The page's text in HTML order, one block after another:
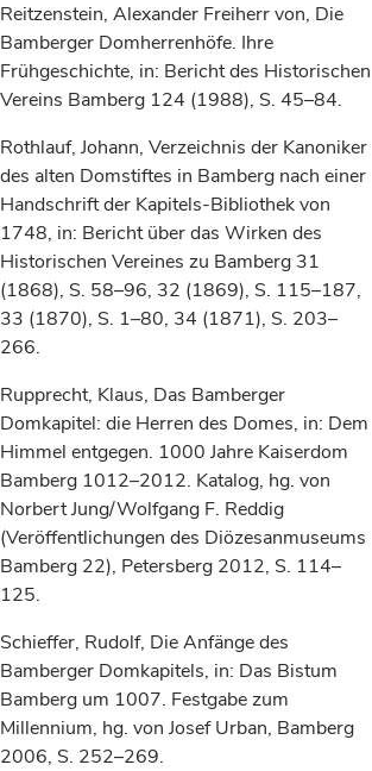
Reitzenstein, Alexander Freiherr von, Die
Bamberger Domherrenhöfe. Ihre
Frühgeschichte, in: Bericht des Historischen
Vereins Bamberg 124 (1988), S. 45–84.
Rothlauf, Johann, Verzeichnis der Kanoniker
des alten Domstiftes in Bamberg nach einer
Handschrift der Kapitels-Bibliothek von
1748, in: Bericht über das Wirken des
Historischen Vereines zu Bamberg 31
(1868), S. 58–96, 32 (1869), S. 115–187,
33 (1870), S. 1–80, 34 (1871), S. 203–
266.
Rupprecht, Klaus, Das Bamberger
Domkapitel: die Herren des Domes, in: Dem
Himmel entgegen. 1000 Jahre Kaiserdom
Bamberg 1012–2012. Katalog, hg. von
Norbert Jung/Wolfgang F. Reddig
(Veröffentlichungen des Diözesanmuseums
Bamberg 22), Petersberg 2012, S. 114–
125.
Schieffer, Rudolf, Die Anfänge des
Bamberger Domkapitels, in: Das Bistum
Bamberg um 1007. Festgabe zum
Millennium, hg. von Josef Urban, Bamberg
2006, S. 252–269.